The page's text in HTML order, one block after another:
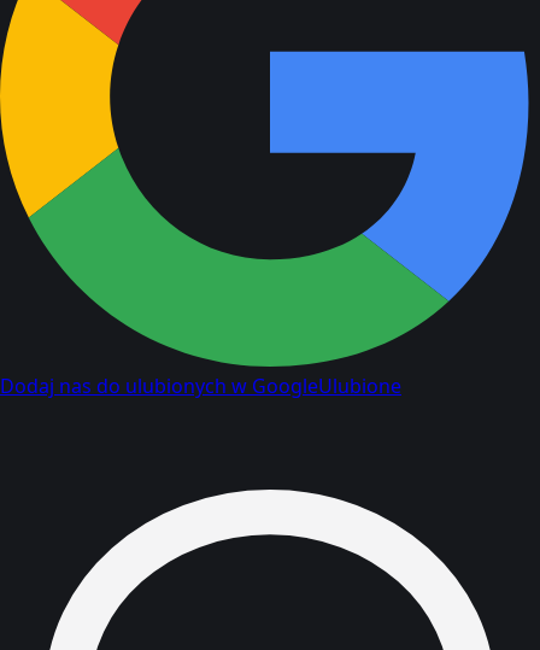
Dodaj nas do ulubionych w GoogleUlubione